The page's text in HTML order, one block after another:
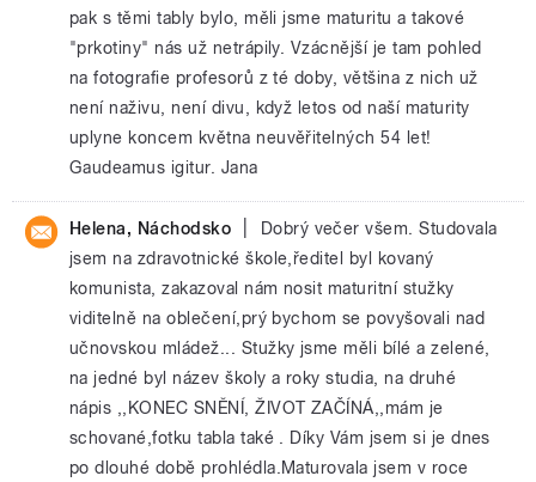
pak s těmi tably bylo, měli jsme maturitu a takové
"prkotiny" nás už netrápily. Vzácnější je tam pohled
na fotografie profesorů z té doby, většina z nich už
není naživu, není divu, když letos od naší maturity
uplyne koncem května neuvěřitelných 54 let!
Gaudeamus igitur. Jana
Helena, Náchodsko
Dobrý večer všem. Studovala
jsem na zdravotnické škole,ředitel byl kovaný
komunista, zakazoval nám nosit maturitní stužky
viditelně na oblečení,prý bychom se povyšovali nad
učnovskou mládež... Stužky jsme měli bílé a zelené,
na jedné byl název školy a roky studia, na druhé
nápis ,,KONEC SNĚNÍ, ŽIVOT ZAČÍNÁ,,mám je
schované,fotku tabla také . Díky Vám jsem si je dnes
po dlouhé době prohlédla.Maturovala jsem v roce